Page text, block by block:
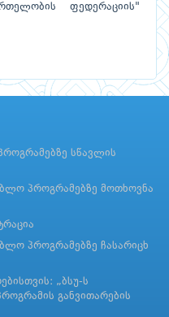
ფედერაციის"
სწავლის
პროგრამებზე მოთხოვნა
პროგრამებზე ჩასარიცხ
„ბსუ-ს
განვითარების